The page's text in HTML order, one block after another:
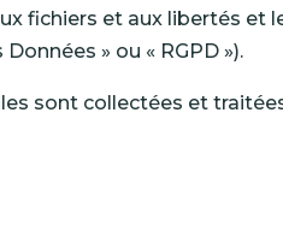
fichiers et aux libertés et
» ou « RGPD »).
sont collectées et